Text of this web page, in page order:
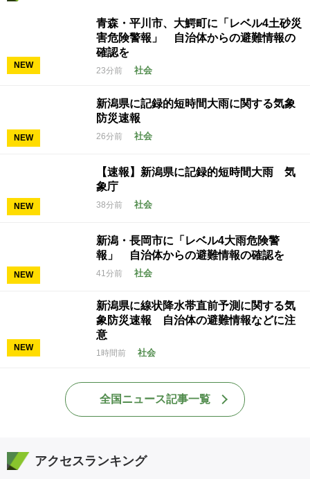
NEW
青森・平川市、大鰐町に「レベル4土砂災
害危険警報」 自治体からの避難情報の
確認を
23分前 社会
NEW
新潟県に記録的短時間大雨に関する気象
防災速報
26分前 社会
NEW
【速報】新潟県に記録的短時間大雨 気
象庁
38分前 社会
NEW
新潟・長岡市に「レベル4大雨危険警
報」 自治体からの避難情報の確認を
41分前 社会
NEW
新潟県に線状降水帯直前予測に関する気
象防災速報 自治体の避難情報などに注
意
1時間前 社会
全国ニュース記事一覧
アクセスランキング